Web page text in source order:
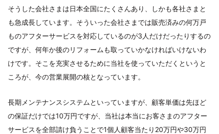
そうした会社さまは日本全国にたくさんあり、しかも各社さまと
も急成長しています。そういった会社さまでは販売済みの何万戸
ものアフターサービスを対応しているのが3人だけだったりするの
ですが、何年か後のリフォームも取っていかなければいけないわ
けです。そこを充実させるために当社を使っていただくというと
ころが、今の営業展開の核となっています。
長期メンテナンスシステムといっていますが、顧客単価は先ほど
の保証だけでは10万円ですが、当社は本当にお客さまのアフター
サービスを全部請け負うことで1個人顧客当たり20万円や30万円